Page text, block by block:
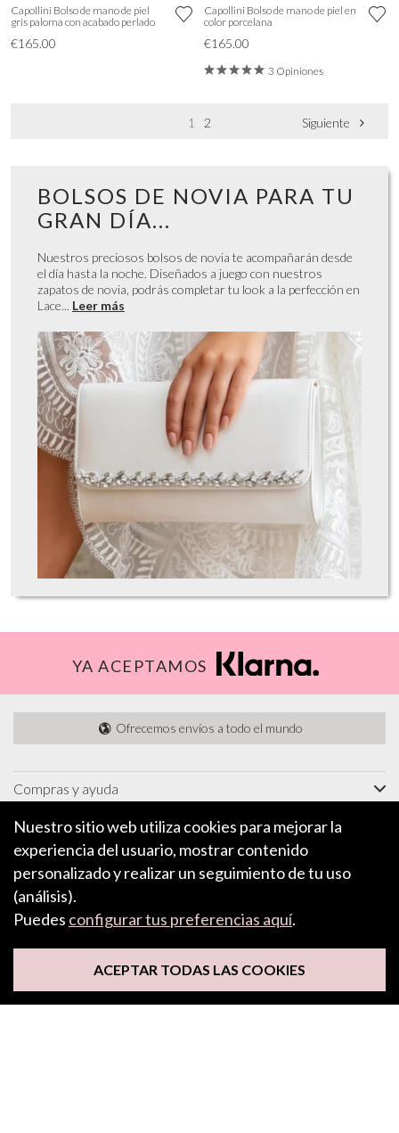
Capollini Bolso de mano de piel
gris paloma con acabado perlado
€165.00
Capollini Bolso de mano de piel en
color porcelana
€165.00
3 Opiniones
1 2 Siguiente
BOLSOS DE NOVIA PARA TU
GRAN DÍA...
Nuestros preciosos bolsos de novia te acompañarán desde
el día hasta la noche. Diseñados a juego con nuestros
zapatos de novia, podrás completar tu look a la perfección en
Lace... Leer más
YA ACEPTAMOS
Ofrecemos envíos a todo el mundo
Compras y ayuda
Información
Características e inspiración
Acerca de
Nuestro sitio web utiliza cookies para mejorar la
experiencia del usuario, mostrar contenido
personalizado y realizar un seguimiento de tu uso
(análisis).
Puedes configurar tus preferencias aquí.
ACEPTAR TODAS LAS COOKIES